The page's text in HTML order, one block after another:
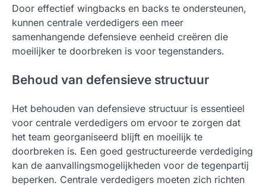
Door effectief wingbacks en backs te ondersteunen,
kunnen centrale verdedigers een meer
samenhangende defensieve eenheid creëren die
moeilijker te doorbreken is voor tegenstanders.
Behoud van defensieve structuur
Het behouden van defensieve structuur is essentieel
voor centrale verdedigers om ervoor te zorgen dat
het team georganiseerd blijft en moeilijk te
doorbreken is. Een goed gestructureerde verdediging
kan de aanvallingsmogelijkheden voor de tegenpartij
beperken. Centrale verdedigers moeten zich richten